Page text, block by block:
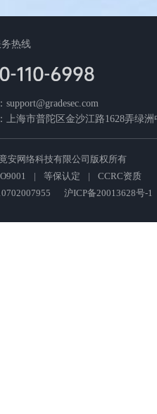
务热线
support@gradesec.com
上海市普陀区金沙江路1628弄绿洲
安网络科技有限公司版权所有
等保认定
CCRC资质
沪ICP备20013628号-1